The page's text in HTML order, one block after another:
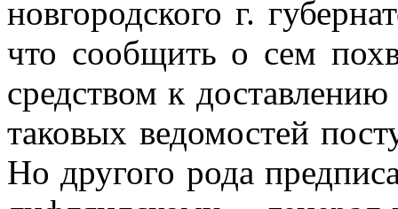
новгородского г.
что сообщить о сем
средством к
таковых ведомостей
Но другого рода